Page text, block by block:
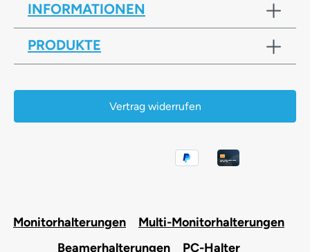
INFORMATIONEN
PRODUKTE
Vertrag widerrufen
Monitorhalterungen
Multi-Monitorhalterungen
Beamerhalterungen
PC-Halter